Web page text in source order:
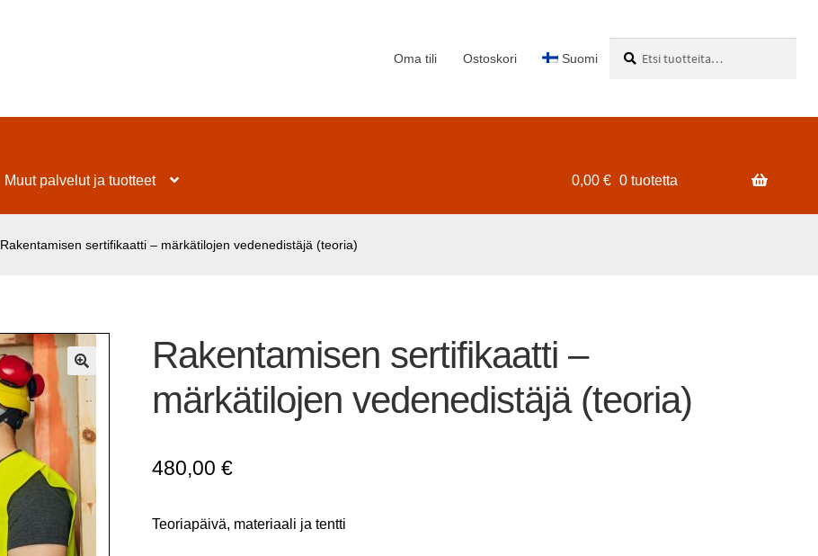
Oma tili Ostoskori Suomi
Haku
Muut palvelut ja tuotteet 0,00€ 0 tuotetta
Rakentamisen sertifikaatti – märkätilojen vedenedistäjä (teoria)
Rakentamisen sertifikaatti –
märkätilojen vedenedistäjä (teoria)
480,00 €
Teoriapäivä, materiaali ja tentti